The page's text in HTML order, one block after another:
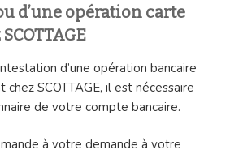
d’une opération carte
d’une opération bancaire
chez SCOTTAGE, il est nécessaire
de votre compte bancaire.
à votre demande à votre